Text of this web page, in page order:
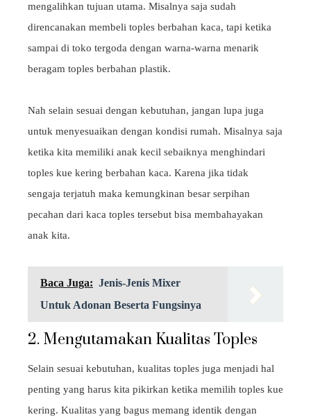
mengalihkan tujuan utama. Misalnya saja sudah
direncanakan membeli toples berbahan kaca, tapi ketika
sampai di toko tergoda dengan warna-warna menarik
beragam toples berbahan plastik.
Nah selain sesuai dengan kebutuhan, jangan lupa juga
untuk menyesuaikan dengan kondisi rumah. Misalnya saja
ketika kita memiliki anak kecil sebaiknya menghindari
toples kue kering berbahan kaca. Karena jika tidak
sengaja terjatuh maka kemungkinan besar serpihan
pecahan dari kaca toples tersebut bisa membahayakan
anak kita.
Baca Juga: Jenis-Jenis Mixer
Untuk Adonan Beserta Fungsinya
2. Mengutamakan Kualitas Toples
Selain sesuai kebutuhan, kualitas toples juga menjadi hal
penting yang harus kita pikirkan ketika memilih toples kue
kering. Kualitas yang bagus memang identik dengan